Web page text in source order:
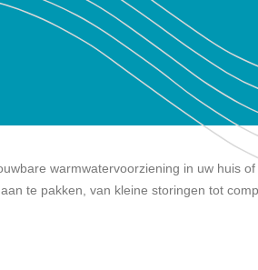
warmwatervoorziening in uw huis
te pakken, van kleine storingen tot